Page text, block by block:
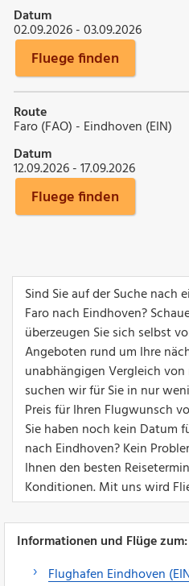
Datum
02.09.2026 - 03.09.2026
Fluege finden
Route
Faro (FAO) - Eindhoven (EIN)
Datum
12.09.2026 - 17.09.2026
Fluege finden
Sind Sie auf der Suche nach
Faro nach Eindhoven?
überzeugen Sie sich selbst
Angeboten rund um Ihre
unabhängigen Vergleich von
suchen wir für Sie in nur
Preis für Ihren Flugwunsch
Sie haben noch kein Datum
nach Eindhoven? Kein
Ihnen den besten
Konditionen. Mit uns wird
Informationen und Flüge zum:
Flughafen Eindhoven